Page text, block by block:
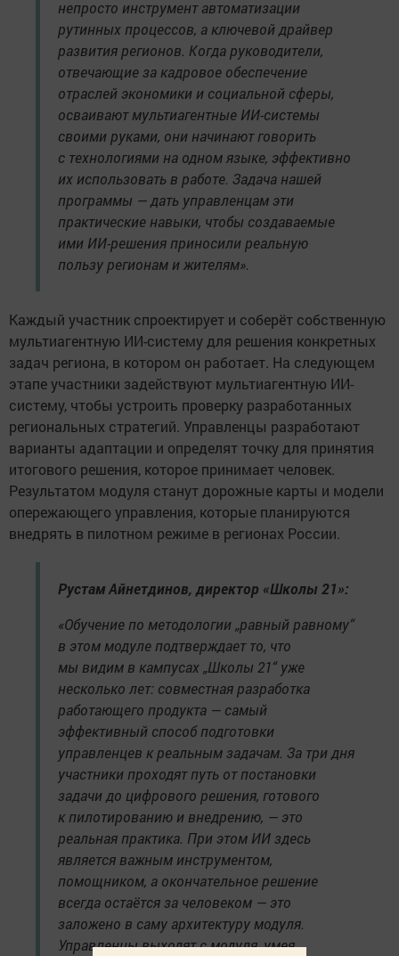
непросто инструмент автоматизации
рутинных процессов, а ключевой драйвер
развития регионов. Когда руководители,
отвечающие за кадровое обеспечение
отраслей экономики и социальной сферы,
осваивают мультиагентные ИИ-системы
своими руками, они начинают говорить
с технологиями на одном языке, эффективно
их использовать в работе. Задача нашей
программы — дать управленцам эти
практические навыки, чтобы создаваемые
ими ИИ-решения приносили реальную
пользу регионам и жителям».
Каждый участник спроектирует и соберёт собственную
мультиагентную ИИ-систему для решения конкретных
задач региона, в котором он работает. На следующем
этапе участники задействуют мультиагентную ИИ-
систему, чтобы устроить проверку разработанных
региональных стратегий. Управленцы разработают
варианты адаптации и определят точку для принятия
итогового решения, которое принимает человек.
Результатом модуля станут дорожные карты и модели
опережающего управления, которые планируются
внедрять в пилотном режиме в регионах России.
Рустам Айнетдинов, директор «Школы 21»:
«Обучение по методологии „равный равному“
в этом модуле подтверждает то, что
мы видим в кампусах „Школы 21“ уже
несколько лет: совместная разработка
работающего продукта — самый
эффективный способ подготовки
управленцев к реальным задачам. За три дня
участники проходят путь от постановки
задачи до цифрового решения, готового
к пилотированию и внедрению, — это
реальная практика. При этом ИИ здесь
является важным инструментом,
помощником, а окончательное решение
всегда остаётся за человеком — это
заложено в саму архитектуру модуля.
Управленцы выходят с модуля, умея